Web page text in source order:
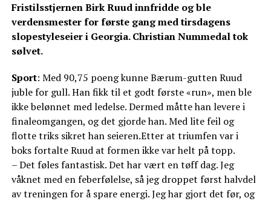
Fristilsstjernen Birk Ruud innfridde og ble
verdensmester for første gang med tirsdagens
slopestyleseier i Georgia. Christian Nummedal tok
sølvet.
Sport: Med 90,75 poeng kunne Bærum-gutten Ruud
juble for gull. Han fikk til et godt første «run», men ble
ikke belønnet med ledelse. Dermed måtte han levere i
finaleomgangen, og det gjorde han. Med lite feil og
flotte triks sikret han seieren.Etter at triumfen var i
boks fortalte Ruud at formen ikke var helt på topp.
– Det føles fantastisk. Det har vært en tøff dag. Jeg
våknet med en feberfølelse, så jeg droppet først halvdel
av treningen for å spare energi. Jeg har gjort det før, og